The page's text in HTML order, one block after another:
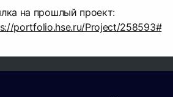
на прошлый проект:
portfolio.hse.ru/Project/258593#